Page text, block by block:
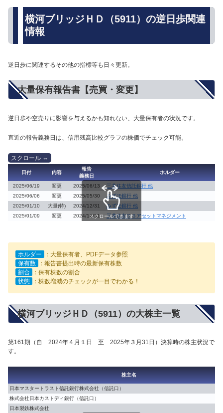
横河ブリッジＨＤ（5911）の逆日歩関連
情報
逆日歩に関連するその他の指標等も日々更新。
大量保有報告書【売買・変更】
逆日歩や空売りに影響を与えるかも知れない、大量保有者の状況です。
直近の報告義務日は、信用残高比較グラフの株価でチェック可能。
日付 内容
報告
義務日
ホルダー
2025/06/19 変更 2025/06/13
三井住友信託銀行 他
2025/06/06
変更 2025/05/30
みずほ銀行 他
2025/01/10
大量(特) 2024/12/31
みずほ銀行 他
2025/01/09
変更 2024/12/31 三井住友ＤＳアセットマネジメント
スクロールできます
ホルダー
：大量保有者、PDFデータ参照
保有数
：報告書提出時の最新保有株数
割合
：保有株数の割合
状態
：株数増減のチェックが一目でわかる！
横河ブリッジＨＤ（5911）の大株主一覧
第161期（自 2024年４月１日 至 2025年３月31日）決算時の株主状況で
す。
株主名
日本マスタートラスト信託銀行株式会社（信託口）
株式会社日本カストディ銀行（信託口）
日本製鉄株式会社